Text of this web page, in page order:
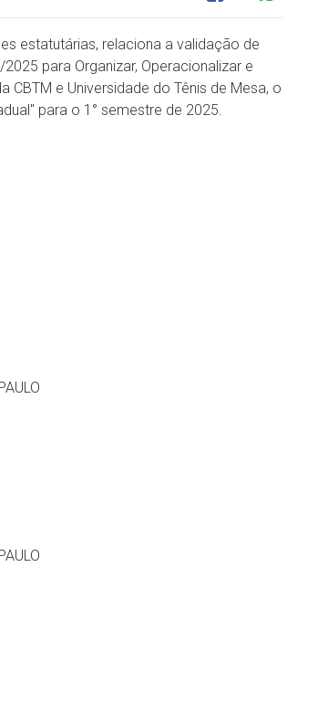
estatutárias, relaciona a validação de
para Organizar, Operacionalizar e
e Universidade do Tênis de Mesa, o
para o 1° semestre de 2025.